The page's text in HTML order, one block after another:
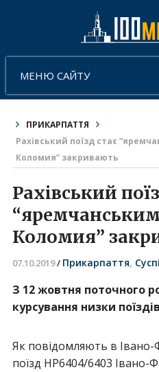
МЕНЮ САЙТУ
ПРИКАРПАТТЯ
Рахівський поїзд стає
Коломия” закривають
Рахівський
Коломия”
07.10.2019/ Прикарпаття,
З 12 жовтня поточного
курсування низки
Як повідомляють в Івано-
поїзд НР6404/6403 Івано-